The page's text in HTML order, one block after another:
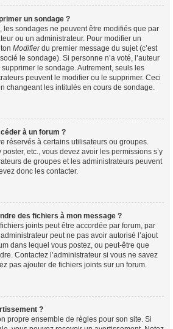
un sondage ?
les sondages ne peuvent être modifiés que par
ou un administrateur. Pour modifier un
Modifierdu premier message du sujet (c’est
le sondage). Si personne n’a voté, l’auteur
le sondage. Autrement, seuls les
peuvent le modifier ou le supprimer. Ceci
changeant les intitulés en cours de sondage.
à un forum ?
réservés à certains utilisateurs ou groupes.
etc., vous devez avoir les permissions s’y
de groupes et les administrateurs peuvent
donc les contacter.
des fichiers à mon message ?
joints peut être accordée par forum, par
peut ne pas avoir autorisé l’ajout
dans lequel vous postez, ou peut-être que
Contactez l’administrateur si vous ne savez
pas ajouter de fichiers joints sur un forum.
?
propre ensemble de règles pour son site. Si